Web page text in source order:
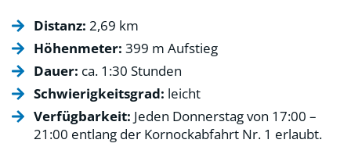
Distanz: 2,69 km
Höhenmeter: 399 m Aufstieg
Dauer: ca. 1:30 Stunden
Schwierigkeitsgrad: leicht
Verfügbarkeit: Jeden Donnerstag von 17:00 –
21:00 entlang der Kornockabfahrt Nr. 1 erlaubt.